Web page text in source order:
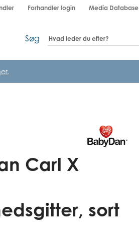
Forhandler login Media Database
Søg
Carl X
sort